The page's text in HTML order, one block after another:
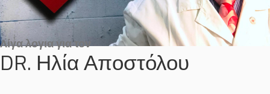
Λίγα λογια για τον
DR. Ηλία Αποστόλου